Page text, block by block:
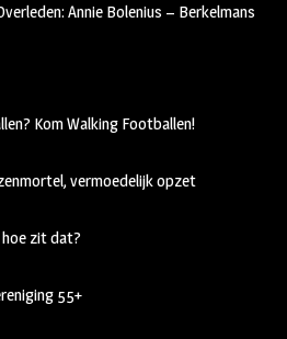
Annie Bolenius – Berkelmans
Kom Walking Footballen!
vermoedelijk opzet
zit dat?
55+